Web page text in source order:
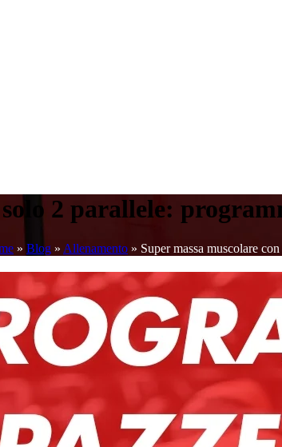
2 parallele:
» Blog » Allenamento » Super massa muscolare